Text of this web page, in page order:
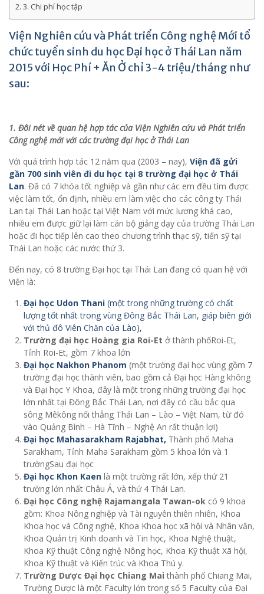
3. Chi phí học tập
Viện Nghiên cứu và Phát triển Công nghệ Mới tổ
chức tuyển sinh du học Đại học ở Thái Lan năm
2015 với Học Phí + Ăn Ở chỉ 3-4 triệu/tháng như
sau:
1. Đôi nét về quan hệ hợp tác của Viện Nghiên cứu và Phát triển
Công nghệ mới với các trường đại học ở Thái Lan
Với quá trình hợp tác 12 năm qua (2003 – nay), Viện đã gửi
gần 700 sinh viên đi du học tại 8 trường đại học ở Thái
Lan. Đã có 7 khóa tốt nghiệp và gần như các em đều tìm được
việc làm tốt, ổn định, nhiều em làm việc cho các công ty Thái
Lan tại Thái Lan hoặc tại Việt Nam với mức lương khá cao,
nhiều em được giữ lại làm cán bộ giảng dạy của trường Thái Lan
hoặc đi học tiếp lên cao theo chương trình thạc sỹ, tiến sỹ tại
Thái Lan hoặc các nước thứ 3.
Đến nay, có 8 trường Đại học tại Thái Lan đang có quan hệ với
Viện là:
Đại học Udon Thani (một trong những trường có chất
lượng tốt nhất trong vùng Đông Bắc Thái Lan, giáp biên giới
với thủ đô Viên Chăn của Lào),
Trường đại học Hoàng gia Roi-Et ở thành phốRoi-Et,
Tỉnh Roi-Et, gồm 7 khoa lớn
Đại học Nakhon Phanom (một trường đại học vùng gồm 7
trường đại học thành viên, bao gồm cả Đại học Hàng không
và Đại học Y Khoa, đây là một trong những trường đại học
lớn nhất tại Đông Bắc Thái Lan, nơi đây có cầu bắc qua
sông Mêkông nối thẳng Thái Lan – Lào – Việt Nam, từ đó
vào Quảng Bình – Hà Tĩnh – Nghệ An rất thuận lợi)
Đại học Mahasarakham Rajabhat, Thành phố Maha
Sarakham, Tỉnh Maha Sarakham gồm 5 khoa lớn và 1
trườngSau đại học
Đại học Khon Kaen là một trường rất lớn, xếp thứ 21
trường lớn nhất Châu Á, và thứ 4 Thái Lan.
Đại học Công nghệ Rajamangala Tawan-ok có 9 khoa
gồm: Khoa Nông nghiệp và Tài nguyên thiên nhiên, Khoa
Khoa học và Công nghệ, Khoa Khoa học xã hội và Nhân văn,
Khoa Quản trị Kinh doanh và Tin học, Khoa Nghệ thuật,
Khoa Kỹ thuật Công nghệ Nông học, Khoa Kỹ thuật Xã hội,
Khoa Kỹ thuật và Kiến trúc và Khoa Thú y.
Trường Dược Đại học Chiang Maithành phố Chiang Mai,
Trường Dược là một Faculty lớn trong số 5 Faculty của Đại